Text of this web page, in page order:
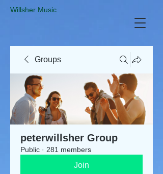
​Willsher Music
Groups
peterwillsher Group
Public · 281 members
Join